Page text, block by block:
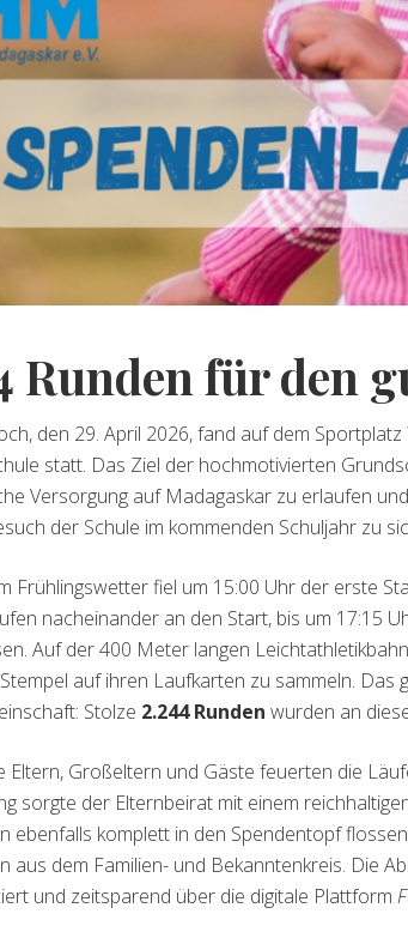
Runden für den
den 29. April 2026, fand auf dem
statt. Das Ziel der hochmotivierten
Versorgung auf Madagaskar zu erlaufen
der Schule im kommenden Schuljahr zu
Frühlingswetter fiel um 15:00 Uhr der erste
nacheinander an den Start, bis um 17:15
Auf der 400 Meter langen
auf ihren Laufkarten zu sammeln.
Stolze 2.244 Runden wurden an
Eltern, Großeltern und Gäste feuerten die
sorgte der Elternbeirat mit einem
ebenfalls komplett in den Spendentopf
aus dem Familien- und Bekanntenkreis. Die
und zeitsparend über die digitale Plattform